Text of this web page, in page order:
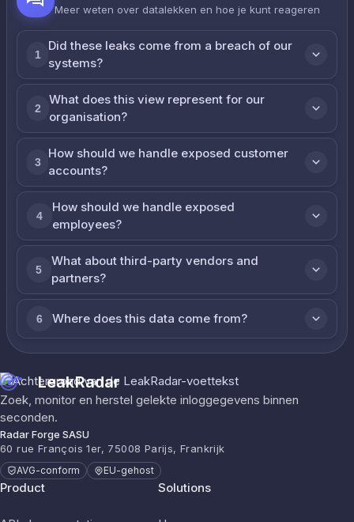
Meer weten over datalekken en hoe je kunt reageren
1
Did these leaks come from a breach of our
systems?
2
What does this view represent for our
organisation?
3
How should we handle exposed customer
accounts?
4
How should we handle exposed
employees?
5
What about third-party vendors and
partners?
6 Where does this data come from?
LeakRadar
Zoek, monitor en herstel gelekte inloggegevens binnen
seconden.
Radar Forge SASU
60 rue François 1er, 75008 Parijs, Frankrijk
AVG-conform EU-gehost
Product Solutions